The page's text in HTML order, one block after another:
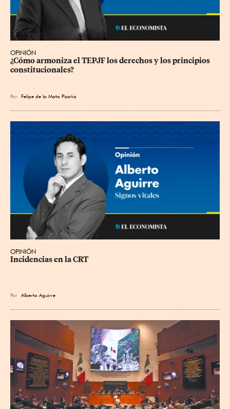
OPINIÓN
¿Cómo armoniza el TEPJF los derechos y los principios
constitucionales?
Por Felipe de la Mata Pizaña
OPINIÓN
Incidencias en la CRT
Por Alberto Aguirre